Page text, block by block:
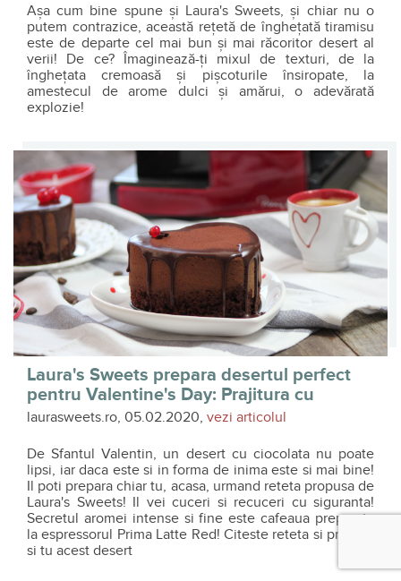
Așa cum bine spune și Laura's Sweets, și chiar nu o
putem contrazice, această rețetă de înghețată tiramisu
este de departe cel mai bun și mai răcoritor desert al
verii! De ce? Îmaginează-ți mixul de texturi, de la
înghețata cremoasă și pișcoturile însiropate, la
amestecul de arome dulci și amărui, o adevărată
explozie!
Laura's Sweets prepara desertul perfect
pentru Valentine's Day: Prajitura cu
mousse de cafea si cardamom
laurasweets.ro, 05.02.2020, vezi articolul
De Sfantul Valentin, un desert cu ciocolata nu poate
lipsi, iar daca este si in forma de inima este si mai bine!
Il poti prepara chiar tu, acasa, urmand reteta propusa de
Laura's Sweets! Il vei cuceri si recuceri cu siguranta!
Secretul aromei intense si fine este cafeaua preparata
la espressorul Prima Latte Red! Citeste reteta si prepara
si tu acest desert